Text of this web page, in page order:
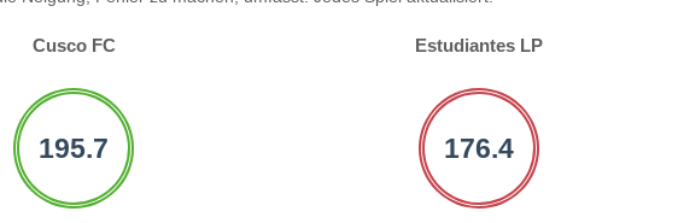
Cusco FC Estudiantes LP
195.7 176.4